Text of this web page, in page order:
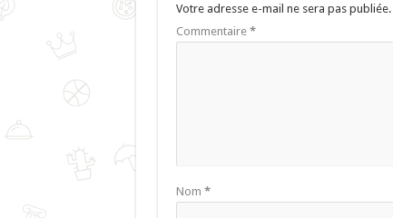
Votre adresse e-mail ne sera pas publiée.
Commentaire *
Nom *